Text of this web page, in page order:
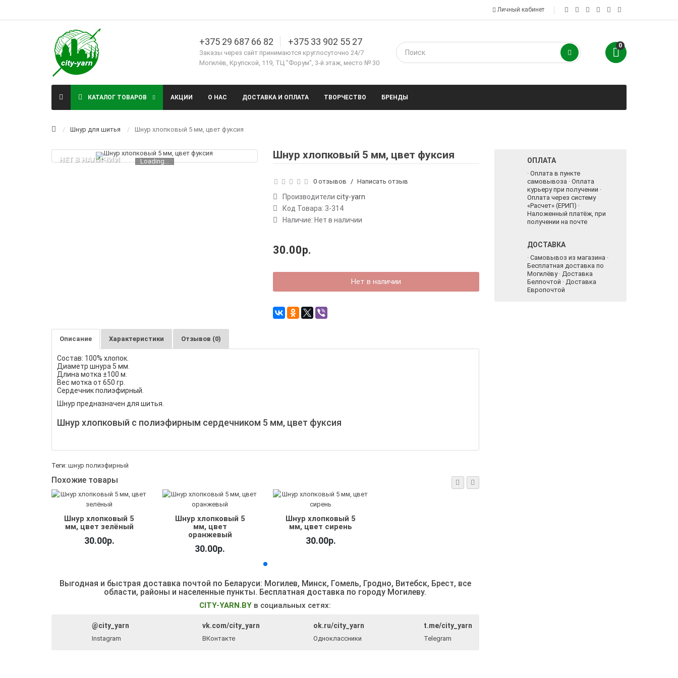
Личный кабинет
+375 29 687 66 82 +375 33 902 55 27
Заказы через сайт принимаются круглосуточно 24/7
Могилёв, Крупской, 119, ТЦ "Форум", 3-й этаж, место № 30
0
КАТАЛОГ ТОВАРОВ АКЦИИ О НАС ДОСТАВКА И ОПЛАТА ТВОРЧЕСТВО БРЕНДЫ
Шнур для шитья Шнур хлопковый 5 мм, цвет фуксия
НЕТ В НАЛИЧИИ Loading...
Шнур хлопковый 5 мм, цвет фуксия
0 отзывов / Написать отзыв
Производители city-yarn
Код Товара: 3-314
Наличие: Нет в наличии
30.00р.
Нет в наличии
Описание Характеристики Отзывов (0)
Состав: 100% хлопок.
Диаметр шнура 5 мм.
Длина мотка ±100 м.
Вес мотка от 650 гр.
Сердечник полиэфирный.
Шнур предназначен для шитья.
Шнур хлопковый с полиэфирным сердечником 5 мм, цвет фуксия
Теги: шнур полиэфирный
Похожие товары
Шнур хлопковый 5
мм, цвет зелёный
30.00р.
Шнур хлопковый 5
мм, цвет
оранжевый
30.00р.
Шнур хлопковый 5
мм, цвет сирень
30.00р.
Выгодная и быстрая доставка почтой по Беларуси: Могилев, Минск, Гомель, Гродно, Витебск, Брест, все
области, районы и населенные пункты. Бесплатная доставка по городу Могилеву.
CITY-YARN.BY в социальных сетях:
@city_yarn
Instagram
vk.com/city_yarn
ВКонтакте
ok.ru/city_yarn
Одноклассники
t.me/city_yarn
Telegram
ОПЛАТА
· Оплата в пункте
самовывоза · Оплата
курьеру при получении ·
Оплата через систему
«Расчет» (ЕРИП) ·
Наложенный платёж, при
получении на почте
ДОСТАВКА
· Самовывоз из магазина ·
Бесплатная доставка по
Могилёву · Доставка
Белпочтой · Доставка
Европочтой